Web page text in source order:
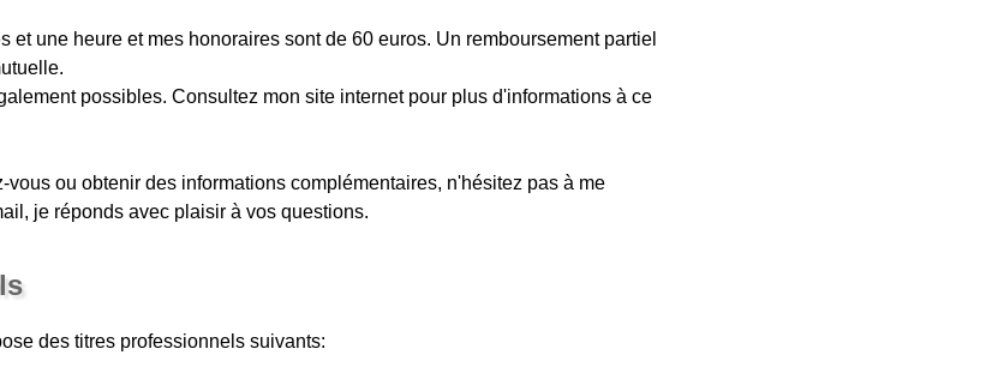
et une heure et mes honoraires sont de 60 euros. Un remboursement partiel
possibles. Consultez mon site internet pour plus d'informations à ce
ou obtenir des informations complémentaires, n'hésitez pas à me
je réponds avec plaisir à vos questions.
des titres professionnels suivants: